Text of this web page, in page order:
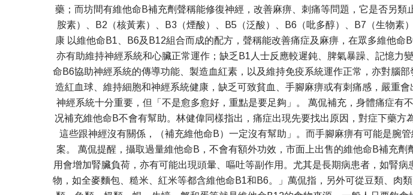
藥；而坊間有維他命B補充劑聲稱能修復神經，改善麻痹、刺痛等問題，它是否另
胺素）、B2（核黃素）、B3（煙酸）、B5（泛酸）、B6（吡多醇）、B7（生物
康 以維他命B1、B6及B12組合而成的配方，聲稱能改善痛症及麻痹，在眾多維他
亦有助維持神經系統和心臟正常運作；缺乏B1人士反應較遲鈍、脾氣暴躁、記憶
命B6協助神經系統的傳導功能、製造血紅素，以及維持免疫系統運作正常，亦對腦
造紅血球、維持細胞和神經系統健康，缺乏可致貧血、手腳麻痹或有刺痛感，嚴重
神經系統十分重要，但「不是愈多愈好，重點是要足夠」。 萬侃補充，身體痛症
况補充維他命B不會有幫助。林健偉同樣指出，痛症出現先要找出原因，對症下藥
這些跟神經沒有關係，（補充維他命B）一定沒有幫助」。而手腳麻痹有可能是腕
案。 萬侃提醒，攝取過量維他命B，不會有額外功效，市面上出售的維他命B補充
用會增加腎臟負荷，亦有可能出現頭暈、嘔吐等副作用。尤其是長期病患者，如腎
物，如全麥麵包、糙米、紅米等都含維他命B1和B6。」萬侃指，另外可從豆類、肉